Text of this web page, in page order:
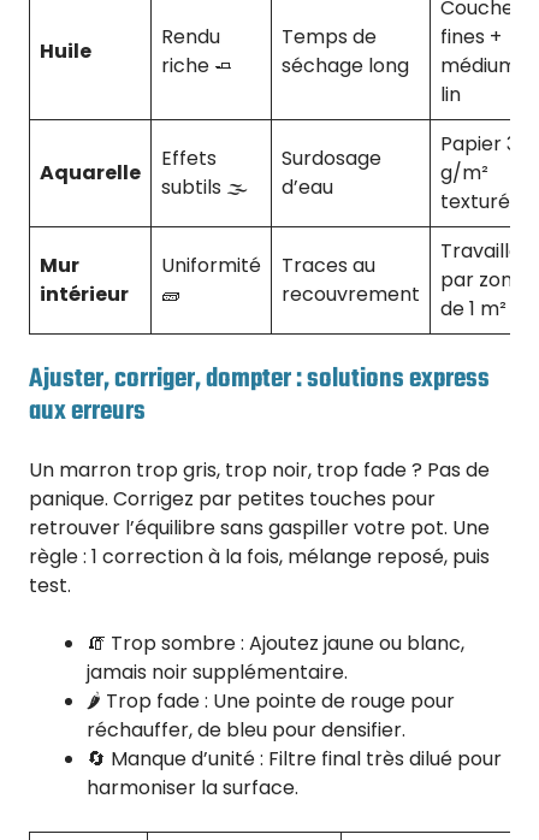
Huile
Rendu
riche 🧈
Temps de
séchage long
Couches
fines +
médium
lin
Aquarelle
Effets
subtils 🌫️
Surdosage
d’eau
Papier
g/m²
texturé
Mur
intérieur
Uniformité
🧱
Traces au
recouvrement
Travailler
par zones
de 1 m²
Ajuster, corriger, dompter : solutions express
aux erreurs
Un marron trop gris, trop noir, trop fade ? Pas de
panique. Corrigez par petites touches pour
retrouver l’équilibre sans gaspiller votre pot. Une
règle : 1 correction à la fois, mélange reposé, puis
test.
🧯 Trop sombre : Ajoutez jaune ou blanc,
jamais noir supplémentaire.
🌶️ Trop fade : Une pointe de rouge pour
réchauffer, de bleu pour densifier.
🔄 Manque d’unité : Filtre final très dilué pour
harmoniser la surface.